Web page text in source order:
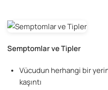
Semptomlar ve Tipler
Vücudun herhangi bir
kaşıntı